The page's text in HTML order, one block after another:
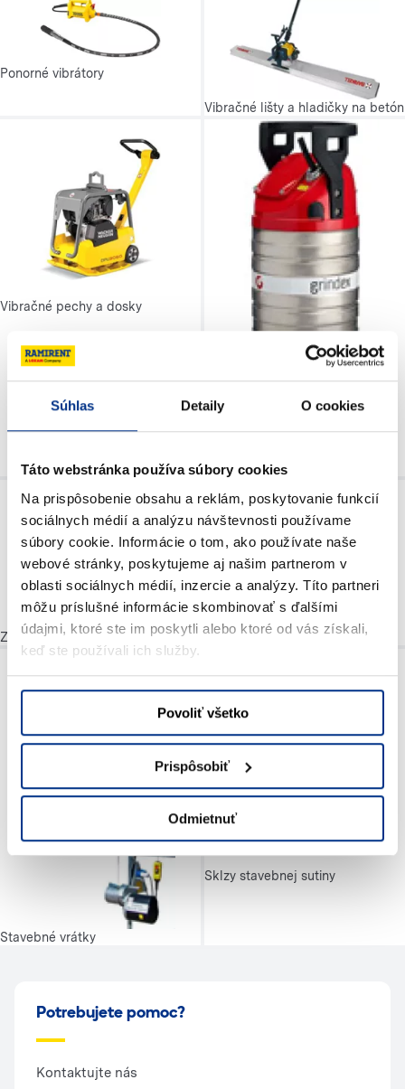
Súhlas Detaily O cookies
Táto webstránka používa súbory cookies
Na prispôsobenie obsahu a reklám, poskytovanie funkcií
sociálnych médií a analýzu návštevnosti používame
súbory cookie. Informácie o tom, ako používate naše
webové stránky, poskytujeme aj našim partnerom v
oblasti sociálnych médií, inzercie a analýzy. Títo partneri
môžu príslušné informácie skombinovať s ďalšími
údajmi, ktoré ste im poskytli alebo ktoré od vás získali,
keď ste používali ich služby.
Povoliť všetko
Prispôsobiť
Odmietnuť
Ponorné vibrátory
Vibračné lišty a hladičky na betón
Vibračné pechy a dosky
Čerpadlá
Zváračky na kov
Prívesy, pásové dopravníky, koše
na betón a drobná manipulačná
technika
Stavebné vrátky
Sklzy stavebnej sutiny
Potrebujete pomoc?
Kontaktujte nás